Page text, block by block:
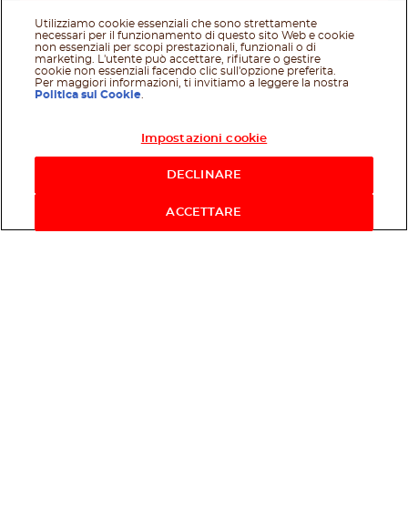
Utilizziamo cookie essenziali che sono strettamente
necessari per il funzionamento di questo sito Web e cookie
non essenziali per scopi prestazionali, funzionali o di
marketing. L'utente può accettare, rifiutare o gestire
cookie non essenziali facendo clic sull'opzione preferita.
Per maggiori informazioni, ti invitiamo a leggere la nostra
Politica sui Cookie
Impostazioni cookie
DECLINARE
ACCETTARE